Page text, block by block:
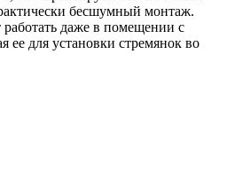
бесшумный монтаж.
даже в помещении с
ее для установки стремянок во